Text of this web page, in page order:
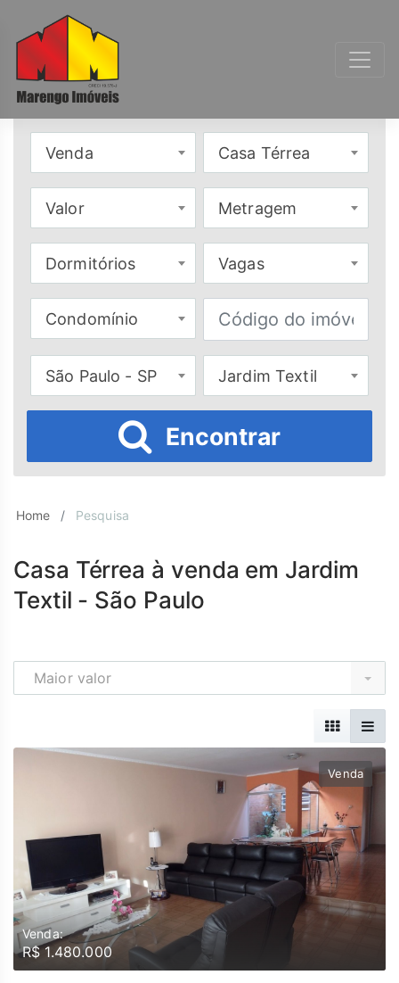
Venda Casa Térrea
Valor Metragem
Dormitórios Vagas
Condomínio
São Paulo - SP Jardim Textil
Encontrar
Home Pesquisa
Casa Térrea à venda em Jardim
Textil - São Paulo
Maior valor
Venda
Venda:
R$ 1.480.000